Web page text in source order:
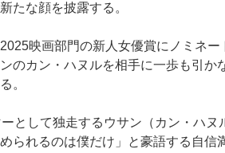
たな顔を披露する。
映画部門の新人女優賞にノミネー
のカン・ハヌルを相手に一歩も引か
。
として独走するウサン（カン・ハヌ
られるのは僕だけ」と豪語する自信